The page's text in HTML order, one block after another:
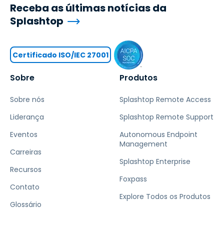
Sobre
Sobre nós
Liderança
Eventos
Carreiras
Recursos
Contato
Glossário
Produtos
Splashtop Remote Access
Splashtop Remote Support
Autonomous Endpoint
Management
Splashtop Enterprise
Foxpass
Explore Todos os Produtos
Receba as últimas notícias da
Splashtop
Certificado ISO/IEC 27001